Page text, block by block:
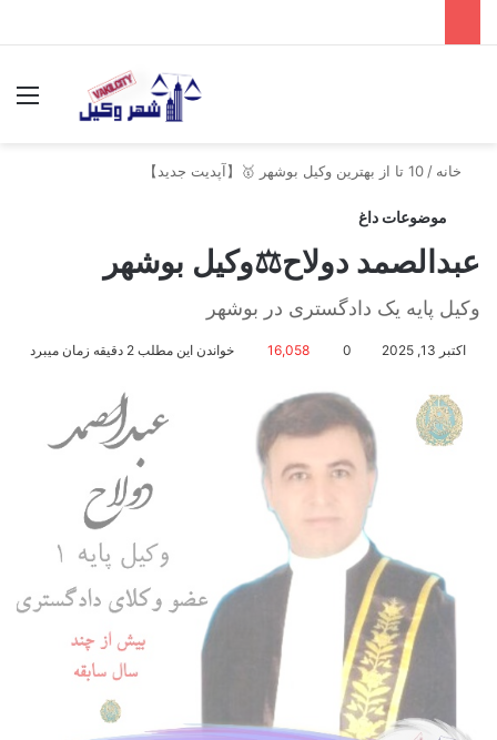
خانه / 10 تا از بهترین وکیل بوشهر 🥇【آپدیت جدید】
موضوعات داغ
عبدالصمد دولاح⚖️وکیل بوشهر
وکیل پایه یک دادگستری در بوشهر
اکتبر 13, 2025 0
16,058 خواندن این مطلب 2 دقیقه زمان میبرد